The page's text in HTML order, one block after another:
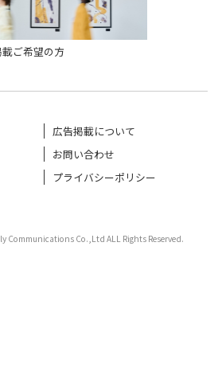
ご希望の方
広告掲載について
お問い合わせ
プライバシーポリシー
Co.,Ltd ALL Rights Reserved.